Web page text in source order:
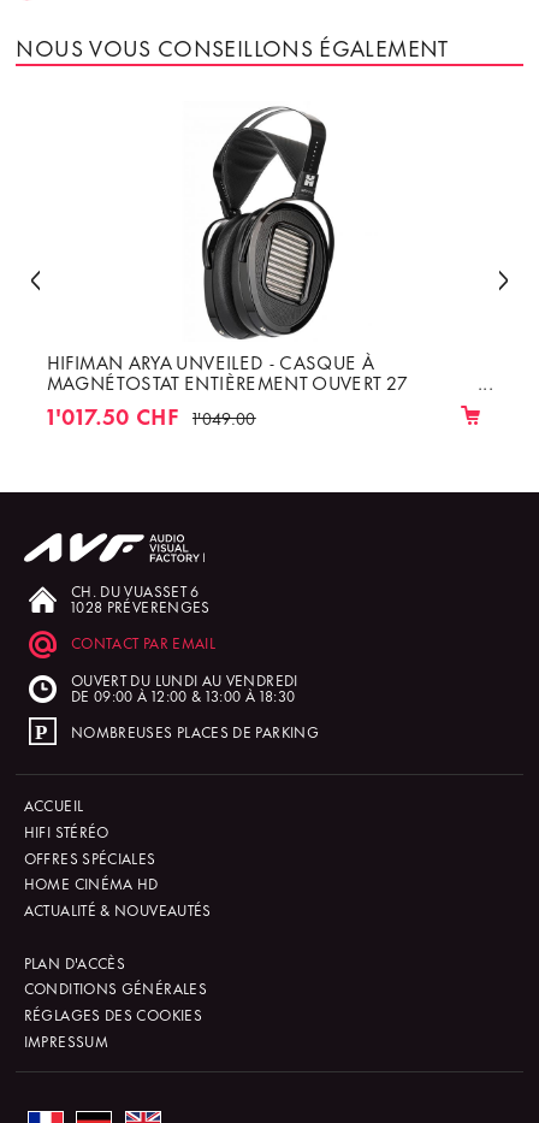
NOUS VOUS CONSEILLONS ÉGALEMENT
HIFIMAN ARYA UNVEILED - CASQUE À
MAGNÉTOSTAT ENTIÈREMENT OUVERT 27
1'017.50 CHF 1'049.00
CH. DU VUASSET 6
1028 PRÉVERENGES
CONTACT PAR EMAIL
OUVERT DU LUNDI AU VENDREDI
DE 09:00 À 12:00 & 13:00 À 18:30
NOMBREUSES PLACES DE PARKING
ACCUEIL
HIFI STÉRÉO
OFFRES SPÉCIALES
HOME CINÉMA HD
ACTUALITÉ & NOUVEAUTÉS
PLAN D'ACCÈS
CONDITIONS GÉNÉRALES
RÉGLAGES DES COOKIES
IMPRESSUM